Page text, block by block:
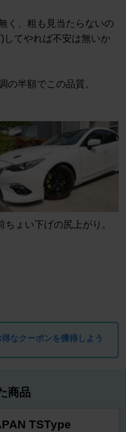
く、粗も見当たらないの
してやれば不安は無いか
の半額でこの品質。
ちょい下げの尻上がり。
なクーポンを獲得しよう
商品
TSType